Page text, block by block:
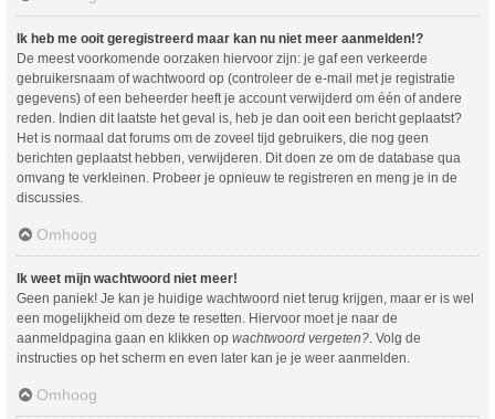
Ik heb me ooit geregistreerd maar kan nu niet meer aanmelden!?
De meest voorkomende oorzaken hiervoor zijn: je gaf een verkeerde
gebruikersnaam of wachtwoord op (controleer de e-mail met je registratie
gegevens) of een beheerder heeft je account verwijderd om één of andere
reden. Indien dit laatste het geval is, heb je dan ooit een bericht geplaatst?
Het is normaal dat forums om de zoveel tijd gebruikers, die nog geen
berichten geplaatst hebben, verwijderen. Dit doen ze om de database qua
omvang te verkleinen. Probeer je opnieuw te registreren en meng je in de
discussies.
Omhoog
Ik weet mijn wachtwoord niet meer!
Geen paniek! Je kan je huidige wachtwoord niet terug krijgen, maar er is wel
een mogelijkheid om deze te resetten. Hiervoor moet je naar de
aanmeldpagina gaan en klikken op wachtwoord vergeten? . Volg de
instructies op het scherm en even later kan je je weer aanmelden.
Omhoog